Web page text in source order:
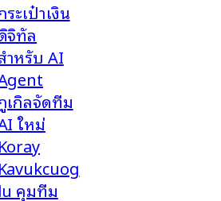
ระเป๋าเงิน
จิทัล
ำหรับ AI
เกิลจัดทีม
ใหม่
คุมทีม